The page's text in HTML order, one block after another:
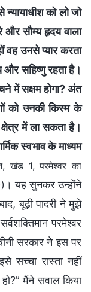
को लो जो
और सौम्य हृदय वाला
वह उनसे प्यार करता
और सहिष्णु रहता है।
में सक्षम होगा? अंत
को उनकी किस्म के
में ला सकता है।
स्वभाव के माध्यम
खंड 1, परमेश्वर का
। यह सुनकर उन्होंने
बूढ़ी पादरी ने मुझे
परमेश्वर
सरकार ने इस पर
सच्चा रास्ता नहीं
मैंने सवाल किया